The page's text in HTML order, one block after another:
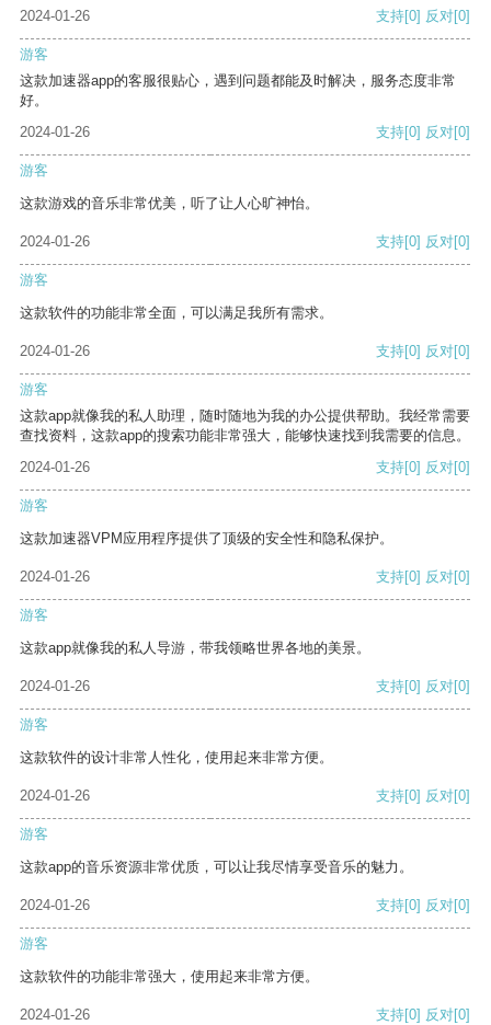
2024-01-26
支持[0] 反对[0]
游客
这款加速器app的客服很贴心，遇到问题都能及时解决，服务态度非常
好。
2024-01-26
支持[0] 反对[0]
游客
这款游戏的音乐非常优美，听了让人心旷神怡。
2024-01-26 支持[0] 反对[0]
游客
这款软件的功能非常全面，可以满足我所有需求。
2024-01-26 支持[0] 反对[0]
游客
这款app就像我的私人助理，随时随地为我的办公提供帮助。我经常需要
查找资料，这款app的搜索功能非常强大，能够快速找到我需要的信息。
2024-01-26
支持[0] 反对[0]
游客
这款加速器VPM应用程序提供了顶级的安全性和隐私保护。
2024-01-26 支持[0] 反对[0]
游客
这款app就像我的私人导游，带我领略世界各地的美景。
2024-01-26 支持[0] 反对[0]
游客
这款软件的设计非常人性化，使用起来非常方便。
2024-01-26 支持[0] 反对[0]
游客
这款app的音乐资源非常优质，可以让我尽情享受音乐的魅力。
2024-01-26 支持[0] 反对[0]
游客
这款软件的功能非常强大，使用起来非常方便。
2024-01-26 支持[0] 反对[0]